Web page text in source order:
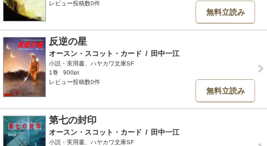
レビュー投稿数0件
無料立読み
反逆の星
オースン・スコット・カード / 田中一江
小説・実用書、ハヤカワ文庫SF
1巻
900pt
レビュー投稿数0件
無料立読み
第七の封印
オースン・スコット・カード / 田中一江
小説・実用書、ハヤカワ文庫SF